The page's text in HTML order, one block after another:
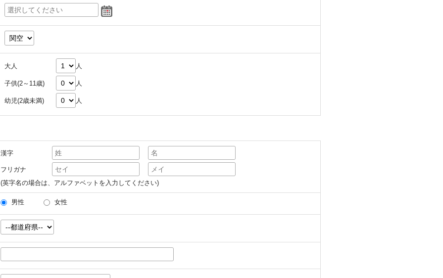
大人 人
子供(2～11歳) 人
幼児(2歳未満) 人
漢字
フリガナ
(英字名の場合は、アルファベットを入力してください)
男性 女性